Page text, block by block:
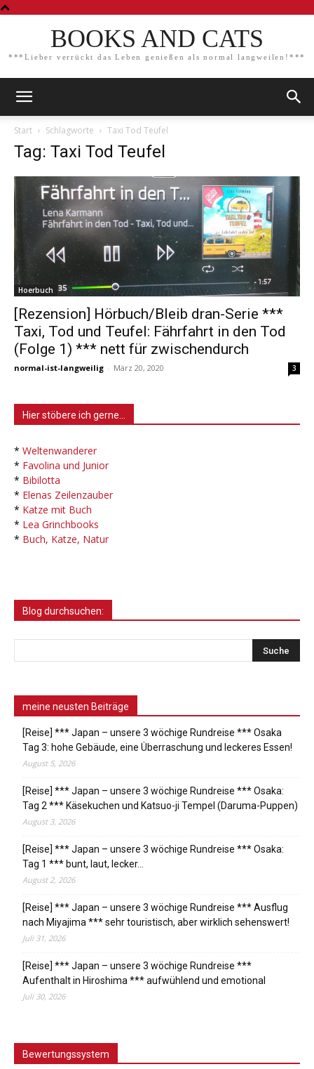
BOOKS AND CATS
***Lieber verrückt das Leben genießen als normal langweilen!***
Start Schlagworte Taxi Tod Teufel
Tag: Taxi Tod Teufel
Hoerbuch
[Rezension] Hörbuch/Bleib dran-Serie ***
Taxi, Tod und Teufel: Fährfahrt in den Tod
(Folge 1) *** nett für zwischendurch
normal-ist-langweilig - März 20, 2020 3
Hier stöbere ich gerne…
* Weltenwanderer
* Favolina und Junior
* Bibilotta
* Elenas Zeilenzauber
* Katze mit Buch
* Lea Grinchbooks
* Buch, Katze, Natur
Blog durchsuchen:
meine neusten Beiträge
[Reise] *** Japan – unsere 3 wöchige Rundreise *** Osaka
Tag 3: hohe Gebäude, eine Überraschung und leckeres Essen!
August 5, 2026
[Reise] *** Japan – unsere 3 wöchige Rundreise *** Osaka:
Tag 2 *** Käsekuchen und Katsuo-ji Tempel (Daruma-Puppen)
August 3, 2026
[Reise] *** Japan – unsere 3 wöchige Rundreise *** Osaka:
Tag 1 *** bunt, laut, lecker…
August 2, 2026
[Reise] *** Japan – unsere 3 wöchige Rundreise *** Ausflug
nach Miyajima *** sehr touristisch, aber wirklich sehenswert!
Juli 31, 2026
[Reise] *** Japan – unsere 3 wöchige Rundreise ***
Aufenthalt in Hiroshima *** aufwühlend und emotional
Juli 30, 2026
Bewertungssystem